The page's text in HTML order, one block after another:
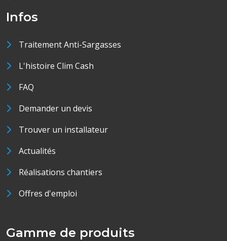
Infos
Traitement Anti-Sargasses
L'histoire Clim Cash
FAQ
Demander un devis
Trouver un installateur
Actualités
Réalisations chantiers
Offres d'emploi
Gamme de produits